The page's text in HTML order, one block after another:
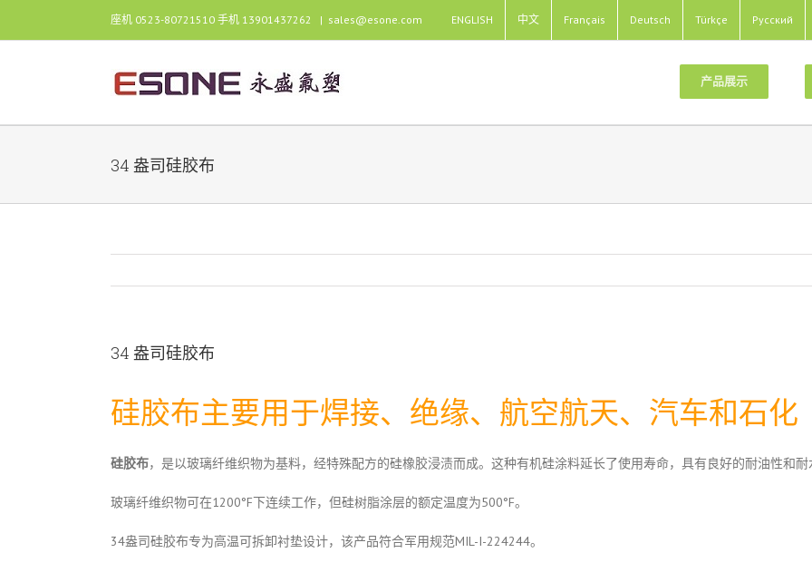
座机 0523-80721510 手机 13901437262 | sales@esone.com ENGLISH 中文 Français Deutsch Türkçe Pусский
产品展示
34 盎司硅胶布
34 盎司硅胶布
硅胶布主要用于焊接、绝缘、航空航天、汽车和石化
硅胶布，是以玻璃纤维织物为基料，经特殊配方的硅橡胶浸渍而成。这种有机硅涂料延长了使用寿命，具有良好的耐油性和耐
玻璃纤维织物可在1200°F下连续工作，但硅树脂涂层的额定温度为500°F。
34盎司硅胶布专为高温可拆卸衬垫设计，该产品符合军用规范MIL-I-224244。